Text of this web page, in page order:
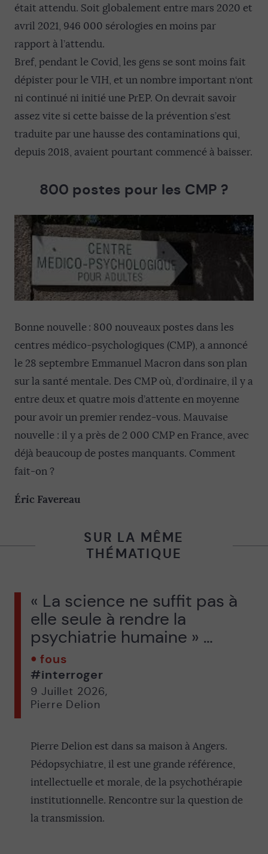
était attendu. Soit globalement entre mars 2020 et
avril 2021, 946 000 sérologies en moins par
rapport à l’attendu.
Bref, pendant le Covid, les gens se sont moins fait
dépister pour le VIH, et un nombre important n‘ont
ni continué ni initié une PrEP. On devrait savoir
assez vite si cette baisse de la prévention s’est
traduite par une hausse des contaminations qui,
depuis 2018, avaient pourtant commencé à baisser.
800 postes pour les CMP ?
Bonne nouvelle : 800 nouveaux postes dans les
centres médico-psychologiques (CMP), a annoncé
le 28 septembre Emmanuel Macron dans son plan
sur la santé mentale. Des CMP où, d’ordinaire, il y a
entre deux et quatre mois d’attente en moyenne
pour avoir un premier rendez-vous. Mauvaise
nouvelle : il y a près de 2 000 CMP en France, avec
déjà beaucoup de postes manquants. Comment
fait-on ?
Éric Favereau
SUR LA MÊME
THÉMATIQUE
« La science ne suffit pas à
elle seule à rendre la
psychiatrie humaine » …
fous
#interroger
9 Juillet 2026,
Pierre Delion
Pierre Delion est dans sa maison à Angers.
Pédopsychiatre, il est une grande référence,
intellectuelle et morale, de la psychothérapie
institutionnelle. Rencontre sur la question de
la transmission.